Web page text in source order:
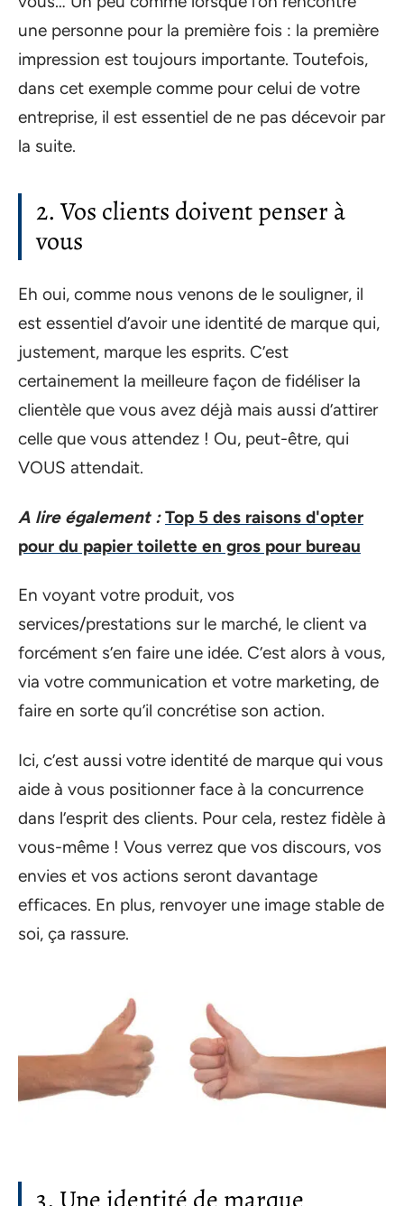
une personne pour la première fois : la première
impression est toujours importante. Toutefois,
dans cet exemple comme pour celui de votre
entreprise, il est essentiel de ne pas décevoir par
la suite.
2. Vos clients doivent penser à
vous
Eh oui, comme nous venons de le souligner, il
est essentiel d’avoir une identité de marque qui,
justement, marque les esprits. C’est
certainement la meilleure façon de fidéliser la
clientèle que vous avez déjà mais aussi d’attirer
celle que vous attendez ! Ou, peut-être, qui
VOUS attendait.
A lire également : Top 5 des raisons d'opter
pour du papier toilette en gros pour bureau
En voyant votre produit, vos
services/prestations sur le marché, le client va
forcément s’en faire une idée. C’est alors à vous,
via votre communication et votre marketing, de
faire en sorte qu’il concrétise son action.
Ici, c’est aussi votre identité de marque qui vous
aide à vous positionner face à la concurrence
dans l’esprit des clients. Pour cela, restez fidèle à
vous-même ! Vous verrez que vos discours, vos
envies et vos actions seront davantage
efficaces. En plus, renvoyer une image stable de
soi, ça rassure.